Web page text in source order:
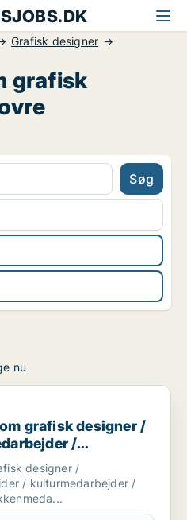
Grafisk designer
grafisk
Søg
nu
designer /
grafisk designer /
/
medarbejder /
designer /
/ kulturmedarbejder /